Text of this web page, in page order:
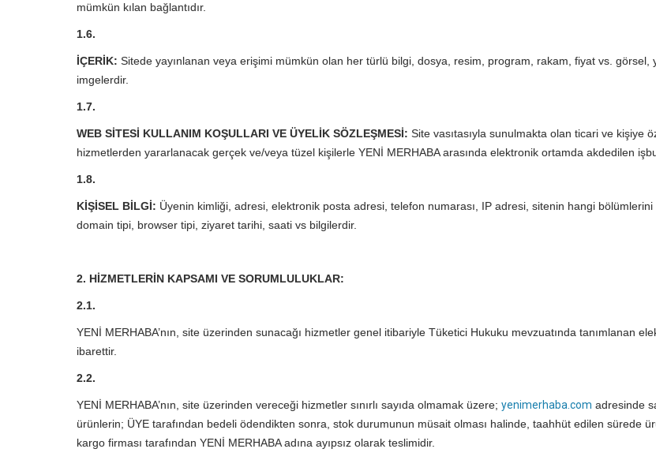
mümkün kılan bağlantıdır.
1.6.
İÇERİK: Sitede yayınlanan veya erişimi mümkün olan her türlü bilgi, dosya, resim, program, rakam, fiyat vs. görsel,
imgelerdir.
1.7.
WEB SİTESİ KULLANIM KOŞULLARI VE ÜYELİK SÖZLEŞMESİ: Site vasıtasıyla sunulmakta olan ticari ve kişiye
hizmetlerden yararlanacak gerçek ve/veya tüzel kişilerle YENİ MERHABA arasında elektronik ortamda akdedilen
1.8.
KİŞİSEL BİLGİ: Üyenin kimliği, adresi, elektronik posta adresi, telefon numarası, IP adresi, sitenin hangi bölümlerini
domain tipi, browser tipi, ziyaret tarihi, saati vs bilgilerdir.
2. HİZMETLERİN KAPSAMI VE SORUMLULUKLAR:
2.1.
YENİ MERHABA’nın, site üzerinden sunacağı hizmetler genel itibariyle Tüketici Hukuku mevzuatında tanımlanan
ibarettir.
2.2.
YENİ MERHABA’nın, site üzerinden vereceği hizmetler sınırlı sayıda olmamak üzere; yenimerhaba.com adresinde
ürünlerin; ÜYE tarafından bedeli ödendikten sonra, stok durumunun müsait olması halinde, taahhüt edilen sürede
kargo firması tarafından YENİ MERHABA adına ayıpsız olarak teslimidir.